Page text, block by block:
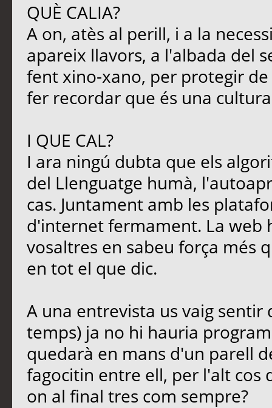
QUÈ CALIA?
A on, atès al perill, i a la
apareix llavors, a l'albada del
fent xino-xano, per protegir
fer recordar que és una
I QUE CAL?
I ara ningú dubta que els
del Llenguatge humà,
cas. Juntament amb les
d'internet fermament. La web
vosaltres en sabeu força més
en tot el que dic.
A una entrevista us vaig
temps) ja no hi hauria
quedarà en mans d'un parell
fagocitin entre ell, per l'alt cos
on al final tres com sempre?